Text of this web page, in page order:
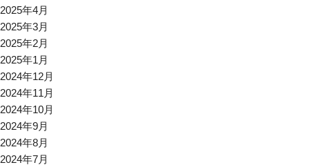
2025年4月
2025年3月
2025年2月
2025年1月
2024年12月
2024年11月
2024年10月
2024年9月
2024年8月
2024年7月